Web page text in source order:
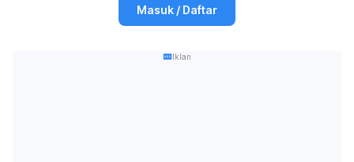
Masuk / Daftar
Iklan